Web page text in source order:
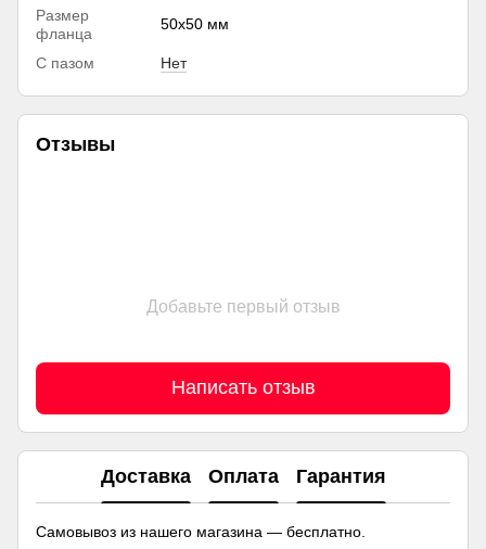
Размер
фланца
50х50 мм
С пазом Нет
Отзывы
Добавьте первый отзыв
Написать отзыв
Доставка Оплата Гарантия
Самовывоз из нашего магазина — бесплатно.